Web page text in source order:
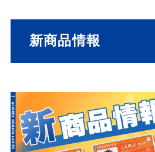
新商品情報